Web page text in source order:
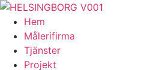
Skip
content
Hem
Målerifirma
Tjänster
Projekt